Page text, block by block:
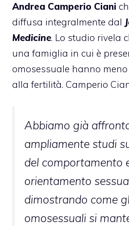
Andrea Camperio Ciani
diffusa integralmente dal
Medicine. Lo studio rivela
una famiglia in cui è
omosessuale hanno
alla fertilità. Camperio
Abbiamo già
ampliamente studi
del comportamento
orientamento
dimostrando come
omosessuali si